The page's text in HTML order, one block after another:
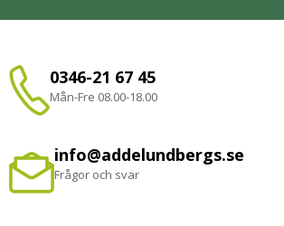
0346-21 67 45
Mån-Fre 08.00-18.00
info@addelundbergs.se
Frågor och svar